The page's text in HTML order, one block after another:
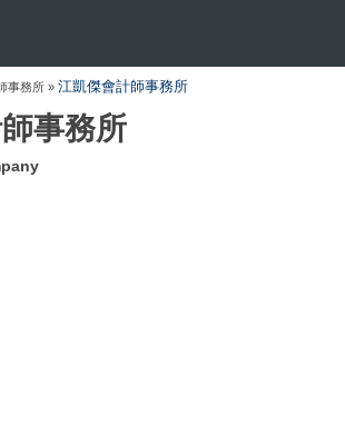
事務所 » 江凱傑會計師事務所
事務所